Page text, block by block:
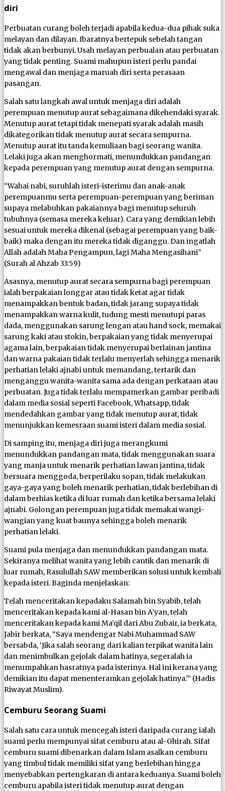
diri
Perbuatan curang boleh terjadi apabila kedua-dua pihak suka
melayan dan dilayan. Ibaratnya bertepuk sebelah tangan
tidak akan berbunyi. Usah melayan perbualan atau perbuatan
yang tidak penting. Suami mahupun isteri perlu pandai
mengawal dan menjaga maruah diri serta perasaan
pasangan.
Salah satu langkah awal untuk menjaga diri adalah
perempuan menutup aurat sebagaimana dikehendaki syarak.
Menutup aurat tetapi tidak menepati syarak adalah masih
dikategorikan tidak menutup aurat secara sempurna.
Menutup aurat itu tanda kemuliaan bagi seorang wanita.
Lelaki juga akan menghormati, menundukkan pandangan
kepada perempuan yang menutup aurat dengan sempurna.
“Wahai nabi, suruhlah isteri-isterimu dan anak-anak
perempuanmu serta perempuan-perempuan yang beriman
supaya melabuhkan pakaiannya bagi menutup seluruh
tubuhnya (semasa mereka keluar). Cara yang demikian lebih
sesuai untuk mereka dikenal (sebagai perempuan yang baik-
baik) maka dengan itu mereka tidak diganggu. Dan ingatlah
Allah adalah Maha Pengampun, lagi Maha Mengasihani”
(Surah al Ahzab 33:59)
Asasnya, menutup aurat secara sempurna bagi perempuan
ialah berpakaian longgar atau tidak ketat agar tidak
menampakkan bentuk badan, tidak jarang supaya tidak
menampakkan warna kulit, tudung mesti menutupi paras
dada, menggunakan sarung lengan atau hand sock, memakai
sarung kaki atau stokin, berpakaian yang tidak menyerupai
agama lain, berpakaian tidak menyerupai berlainan jantina
dan warna pakaian tidak terlalu menyerlah sehingga menarik
perhatian lelaki ajnabi untuk memandang, tertarik dan
menganggu wanita-wanita sama ada dengan perkataan atau
perbuatan. Juga tidak terlalu mempamerkan gambar peribadi
dalam media sosial seperti Facebook, Whatsapp, tidak
mendedahkan gambar yang tidak menutup aurat, tidak
menunjukkan kemesraan suami isteri dalam media sosial.
Di samping itu, menjaga diri juga merangkumi
menundukkan pandangan mata, tidak menggunakan suara
yang manja untuk menarik perhatian lawan jantina, tidak
bersuara menggoda, berperilaku sopan, tidak melakukan
gaya-gaya yang boleh menarik perhatian, tidak berlebihan di
dalam berhias ketika di luar rumah dan ketika bersama lelaki
ajnabi. Golongan perempuan juga tidak memakai wangi-
wangian yang kuat baunya sehingga boleh menarik
perhatian lelaki.
Suami pula menjaga dan menundukkan pandangan mata.
Sekiranya melihat wanita yang lebih cantik dan menarik di
luar rumah, Rasulullah SAW memberikan solusi untuk kembali
kepada isteri. Baginda menjelaskan:
Telah menceritakan kepadaku Salamah bin Syabib, telah
menceritakan kepada kami al-Hasan bin A’yan, telah
menceritakan kepada kami Ma’qil dari Abu Zubair, ia berkata,
Jabir berkata, “Saya mendengar Nabi Muhammad SAW
bersabda, ‘Jika salah seorang dari kalian terpikat wanita lain
dan menimbulkan gejolak dalam hatinya, segeralah ia
menumpahkan hasratnya pada isterinya. Hal ini kerana yang
demikian itu dapat menenteramkan gejolak hatinya.'” (Hadis
Riwayat Muslim).
Cemburu Seorang Suami
Salah satu cara untuk mencegah isteri daripada curang ialah
suami perlu mempunyai sifat cemburu atau al-Ghirah. Sifat
cemburu suami dibenarkan dalam Islam asalkan cemburu
yang timbul tidak memiliki sifat yang berlebihan hingga
menyebabkan pertengkaran di antara keduanya. Suami boleh
cemburu apabila isteri tidak menutup aurat dengan